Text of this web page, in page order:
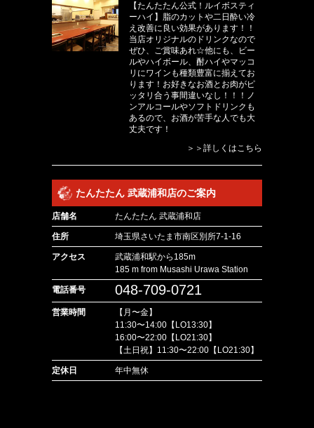
【たんたたん公式！ルイボスティ
ーハイ】脂のカットや二日酔い冷
え改善に良い効果があります！！
当店オリジナルのドリンクなので
ぜひ、ご賞味あれ☆他にも、ビー
ルやハイボール、酎ハイやマッコ
リにワインも種類豊富に揃えてお
ります！お好きなお酒とお肉がピ
ッタリ合う事間違いなし！！！ノ
ンアルコールやソフトドリンクも
あるので、お酒が苦手な人でも大
丈夫です！
＞＞詳しくはこちら
たんたたん 武蔵浦和店のご案内
店舗名 たんたたん 武蔵浦和店
住所 埼玉県さいたま市南区別所7-1-16
アクセス
武蔵浦和駅から185m
185 m from Musashi Urawa Station
電話番号 048-709-0721
営業時間
【月〜金】
11:30〜14:00【LO13:30】
16:00〜22:00【LO21:30】
【土日祝】11:30〜22:00【LO21:30】
定休日 年中無休